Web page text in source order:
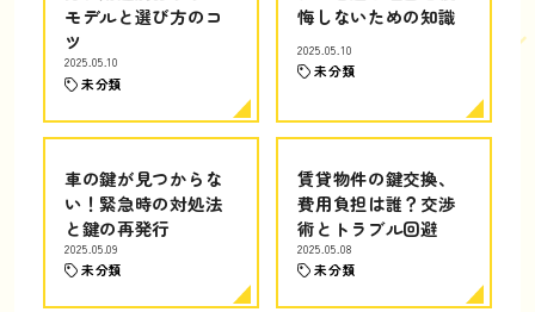
モデルと選び方のコ
ツ
2025.05.10
未分類
悔しないための知識
2025.05.10
未分類
車の鍵が見つからな
い！緊急時の対処法
と鍵の再発行
2025.05.09
未分類
賃貸物件の鍵交換、
費用負担は誰？交渉
術とトラブル回避
2025.05.08
未分類